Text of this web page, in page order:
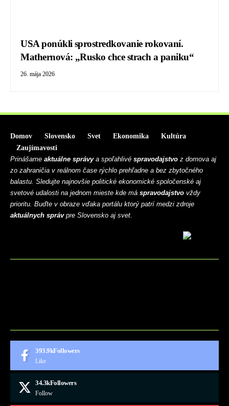
USA ponúkli sprostredkovanie rokovaní.
Mathernová: „Rusko chce strach a paniku“
26. mája 2026
Domov Slovensko Svet Ekonomika
Kultúra
Zaujímavosti
Prinášame aktuálne správya spoľahlivé spravodajstvo z domova aj
zo zahraničia v reálnom čase rýchlo prehľadne a bez zbytočného
balastu. Sledujte najnovšie politické ekonomické spoločenské aj
svetové udalosti na jednom mieste kde má spravodajstvo vždy
prioritu. Buďte v obraze vďaka portálu ktorý patrí medzi zdroje
aktuálnych správpre Slovensko aj svet.
393.9kFollowers
Like
34.3kFollowers
Follow